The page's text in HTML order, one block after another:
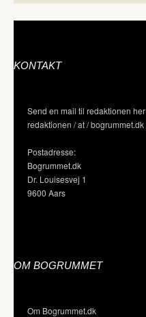
KONTAKT
Send en mail til redaktionen her
redaktionen / at / bogrummet.dk
Postadresse:
Bogrummet.dk
Dr. Louisesvej 1
9600 Aars
OM BOGRUMMET
Om Bogrummet.dk